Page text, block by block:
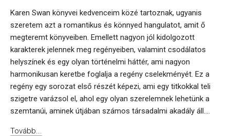
Karen Swan könyvei kedvenceim közé tartoznak, ugyanis
szeretem azt a romantikus és könnyed hangulatot, amit ő
megteremt könyveiben. Emellett nagyon jól kidolgozott
karakterek jelennek meg regényeiben, valamint csodálatos
helyszínek és egy olyan történelmi háttér, ami nagyon
harmonikusan keretbe foglalja a regény cselekményét. Ez a
regény egy sorozat első részét képezi, ami egy titkokkal teli
szigetre varázsol el, ahol egy olyan szerelemnek lehetünk a
szemtanúi, aminek útjában számos társadalmi akadály áll....
Tovább...